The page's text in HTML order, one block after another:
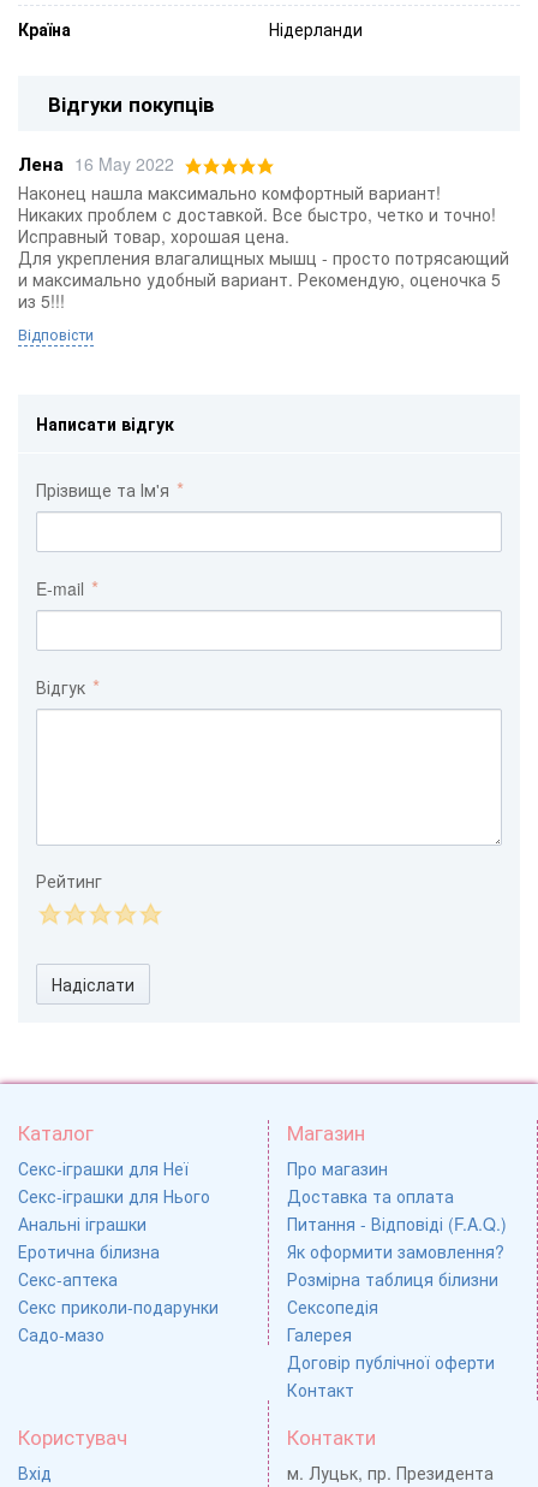
Країна
Нідерланди
Відгуки покупців
Лена 16 May 2022
Наконец нашла максимально комфортный вариант!
Никаких проблем с доставкой. Все быстро, четко и точно!
Исправный товар, хорошая цена.
Для укрепления влагалищных мышц - просто потрясающий
и максимально удобный вариант. Рекомендую, оценочка 5
из 5!!!
Відповісти
Написати відгук
Прізвище та Ім'я
E-mail
Відгук
Рейтинг
Надіслати
Каталог
Секс-іграшки для Неї
Секс-іграшки для Нього
Анальні іграшки
Еротична білизна
Секс-аптека
Секс приколи-подарунки
Садо-мазо
Магазин
Про магазин
Доставка та оплата
Питання - Відповіді (F.A.Q.)
Як оформити замовлення?
Розмірна таблиця білизни
Сексопедія
Галерея
Договір публічної оферти
Контакт
Користувач
Вхід
Контакти
м. Луцьк, пр. Президента